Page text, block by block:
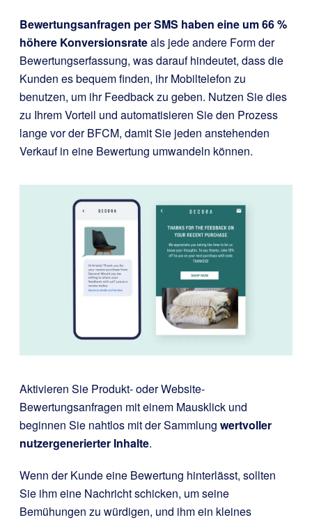
Bewertungsanfragen per SMS haben eine um 66 %
höhere Konversionsrateals jede andere Form der
Bewertungserfassung, was darauf hindeutet, dass die
Kunden es bequem finden, ihr Mobiltelefon zu
benutzen, um ihr Feedback zu geben. Nutzen Sie dies
zu Ihrem Vorteil und automatisieren Sie den Prozess
lange vor der BFCM, damit Sie jeden anstehenden
Verkauf in eine Bewertung umwandeln können.
Aktivieren Sie Produkt- oder Website-
Bewertungsanfragen mit einem Mausklick und
beginnen Sie nahtlos mit der Sammlung wertvoller
nutzergenerierter Inhalte.
Wenn der Kunde eine Bewertung hinterlässt, sollten
Sie ihm eine Nachricht schicken, um seine
Bemühungen zu würdigen, und ihm ein kleines